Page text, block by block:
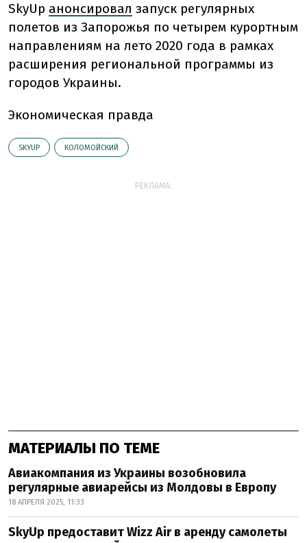
SkyUp анонсировал запуск регулярных
полетов из Запорожья по четырем курортным
направлениям на лето 2020 года в рамках
расширения региональной программы из
городов Украины.
Экономическая правда
SKYUP КОЛОМОЙСКИЙ
РЕКЛАМА:
МАТЕРИАЛЫ ПО ТЕМЕ
Авиакомпания из Украины возобновила
регулярные авиарейсы из Молдовы в Европу
18 АПРЕЛЯ 2025, 11:33
SkyUp предоставит Wizz Air в аренду самолеты